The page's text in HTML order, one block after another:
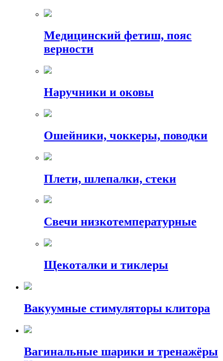
Медицинский фетиш, пояс
верности
Наручники и оковы
Ошейники, чоккеры, поводки
Плети, шлепалки, стеки
Свечи низкотемпературные
Щекоталки и тиклеры
Вакуумные стимуляторы клитора
Вагинальные шарики и тренажёры